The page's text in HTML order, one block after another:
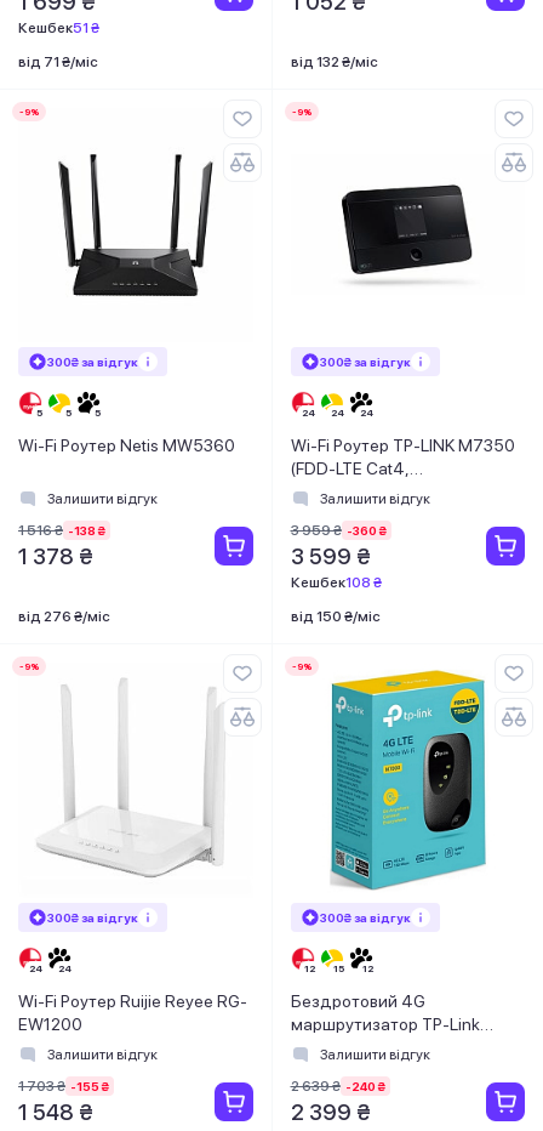
Кешбек51 ₴
від 71 ₴/міс
від 132 ₴/міс
-9%
300₴ за відгук
Wi-Fi Роутер Netis MW5360
Залишити відгук
1 516 ₴ -138 ₴
1 378 ₴
від 276 ₴/міс
-9%
300₴ за відгук
Wi-Fi Роутер TP-LINK M7350
(FDD-LTE Cat4,
HSPA+/HSPA/UMTS/EDGE/
Залишити відгук
3 959 ₴ -360 ₴
3 599 ₴
Кешбек108 ₴
від 150 ₴/міс
-9%
300₴ за відгук
Wi-Fi Роутер Ruijie Reyee RG-
EW1200
Залишити відгук
1 703 ₴ -155 ₴
1 548 ₴
-9%
300₴ за відгук
Бездротовий 4G
маршрутизатор TP-Link
M7000Залишити відгук
2 639 ₴ -240 ₴
2 399 ₴